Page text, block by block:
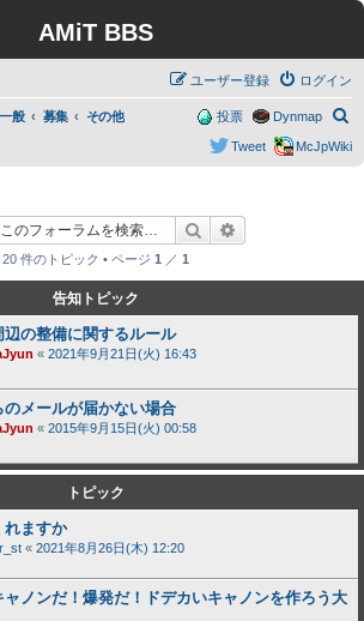
AMiT BBS
ログイン
ユーザー登録
一般 募集 その他
索
Dynmap
投票
McJpWiki
Tweet
検索
20 件のトピック • ページ 1 ／ 1
告知トピック
辺の整備に関するルール
« 2021年9月21日(火) 16:43
のメールが届かない場合
« 2015年9月15日(火) 00:58
トピック
れますか
« 2021年8月26日(木) 12:20
ャノンだ！爆発だ！ドデカいキャノンを作ろう大